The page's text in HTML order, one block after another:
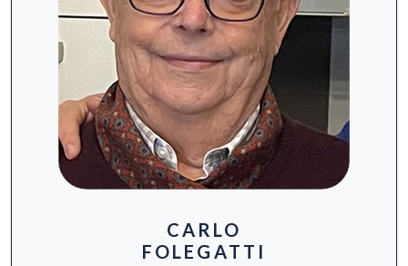
CARLO
FOLEGATTI